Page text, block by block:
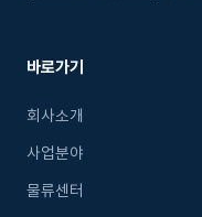
바로가기
회사소개
사업분야
물류센터